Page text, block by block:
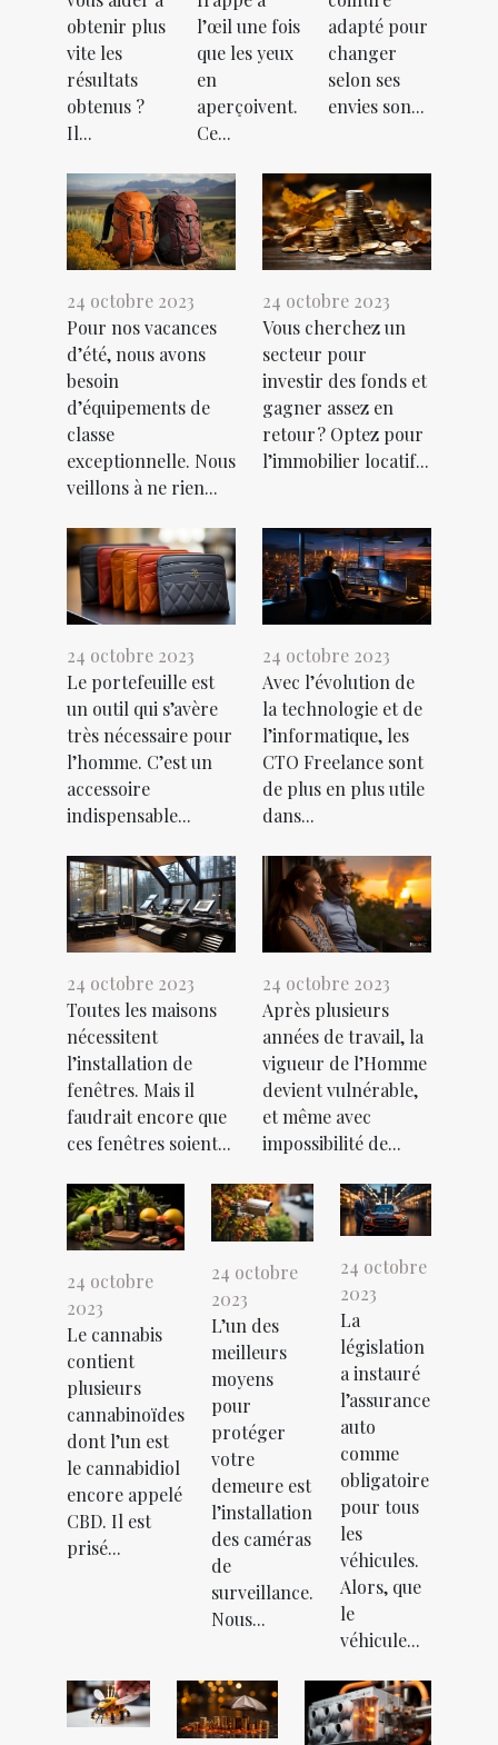
obtenir plus
vite les
résultats
obtenus ?
Il...
l’œil une fois
que les yeux
en
aperçoivent.
Ce...
adapté pour
changer
selon ses
envies son...
24 octobre 2023
Pour nos vacances
d’été, nous avons
besoin
d’équipements de
classe
exceptionnelle. Nous
veillons à ne rien...
24 octobre 2023
Vous cherchez un
secteur pour
investir des fonds et
gagner assez en
retour ? Optez pour
l’immobilier locatif...
24 octobre 2023
Le portefeuille est
un outil qui s’avère
très nécessaire pour
l’homme. C’est un
accessoire
indispensable...
24 octobre 2023
Avec l’évolution de
la technologie et de
l’informatique, les
CTO Freelance sont
de plus en plus utile
dans...
24 octobre 2023
Toutes les maisons
nécessitent
l’installation de
fenêtres. Mais il
faudrait encore que
ces fenêtres soient...
24 octobre 2023
Après plusieurs
années de travail, la
vigueur de l’Homme
devient vulnérable,
et même avec
impossibilité de...
24 octobre
2023
Le cannabis
contient
plusieurs
cannabinoïdes
dont l’un est
le cannabidiol
encore appelé
CBD. Il est
prisé...
24 octobre
2023
L’un des
meilleurs
moyens
pour
protéger
votre
demeure est
l’installation
des caméras
de
surveillance.
Nous...
24 octobre
2023
La
législation
a instauré
l’assurance
auto
comme
obligatoire
pour tous
les
véhicules.
Alors, que
le
véhicule...